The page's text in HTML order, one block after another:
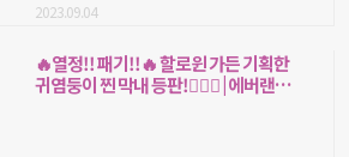
2023.09.04
🔥열정!! 패기!!🔥 할로윈 가든 기획한
귀염둥이 찐 막내 등판!🙋🏻‍♀️ | 에버랜드